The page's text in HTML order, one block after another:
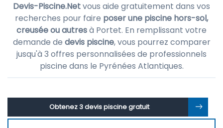
Devis-Piscine.Netvous aide gratuitement dans vos
recherches pour faire poser une piscine hors-sol,
creusée ou autresà Portet. En remplissant votre
demande de devis piscine, vous pourrez comparer
jusqu'à 3 offres personnalisées de professionnels
piscine dans le Pyrénées Atlantiques.
Obtenez 3 devis piscine gratuit